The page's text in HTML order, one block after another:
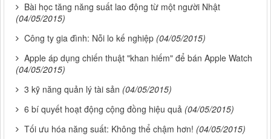
Bài học tăng năng suất lao động từ một người Nhật
(04/05/2015)
Công ty gia đình: Nỗi lo kế nghiệp (04/05/2015)
Apple áp dụng chiến thuật "khan hiếm" để bán Apple Watch
(04/05/2015)
3 kỹ năng quản lý tài sản (04/05/2015)
6 bí quyết hoạt động cộng đồng hiệu quả (04/05/2015)
Tối ưu hóa năng suất: Không thể chậm hơn! (04/05/2015)